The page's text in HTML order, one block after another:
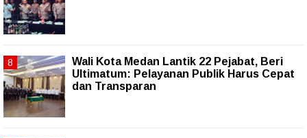
Wali Kota Medan Lantik 22 Pejabat, Beri
Ultimatum: Pelayanan Publik Harus Cepat
dan Transparan